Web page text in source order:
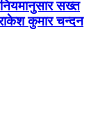
सख्त
राकेश कुमार चन्दन